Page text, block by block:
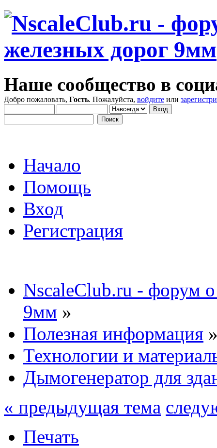
Наше сообщество в
Добро пожаловать, Гость. Пожалуйста, войдите или
Начало
Помощь
Вход
Регистрация
NscaleClub.ru - форум
9мм »
Полезная информация
Технологии и
Дымогенератор для
« предыдущая тема
Печать